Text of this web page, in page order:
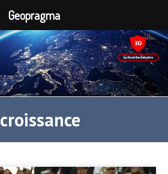
croissance
Geopragma